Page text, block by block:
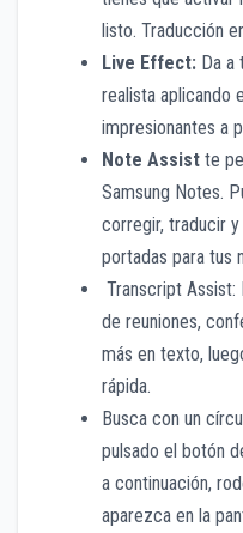
listo. Traducción
Live Effect: Da
realista aplicando
impresionantes a
Note Assist te
Samsung Notes.
corregir, traducir
portadas para tus
Transcript Assist:
de reuniones,
más en texto,
rápida.
Busca con un
pulsado el botón
a continuación,
aparezca en la